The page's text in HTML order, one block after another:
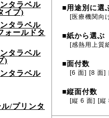
タラベル
イプ)
タラベル
ォールドタ
タラベル
)
タラベル
/プリンタ
■用途別に選
[医療機関向
■紙から選ぶ
[感熱用上質
■面付数
[6 面] [8 面]
■縦面付数
[縦 6 面] [縦